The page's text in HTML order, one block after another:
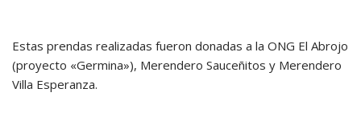
Estas prendas realizadas fueron donadas a la ONG El Abrojo
(proyecto «Germina»), Merendero Sauceñitos y Merendero
Villa Esperanza.